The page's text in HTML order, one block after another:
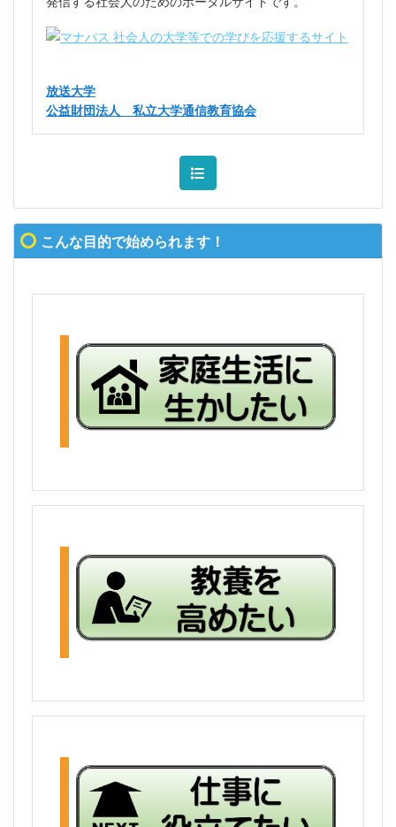
放送大学
公益財団法人 私立大学通信教育協会
こんな目的で始められます！